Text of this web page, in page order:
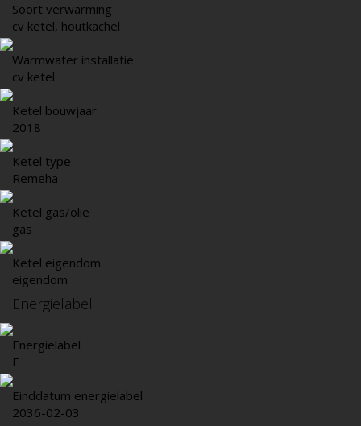
Soort verwarming
cv ketel, houtkachel
Warmwater installatie
cv ketel
Ketel bouwjaar
2018
Ketel type
Remeha
Ketel gas/olie
gas
Ketel eigendom
eigendom
Energielabel
Energielabel
F
Einddatum energielabel
2036-02-03